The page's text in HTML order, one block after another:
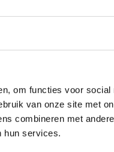
om functies voor social
van onze site met
combineren met
hun services.
Wil je tóch dat stapje
reservatie. Check